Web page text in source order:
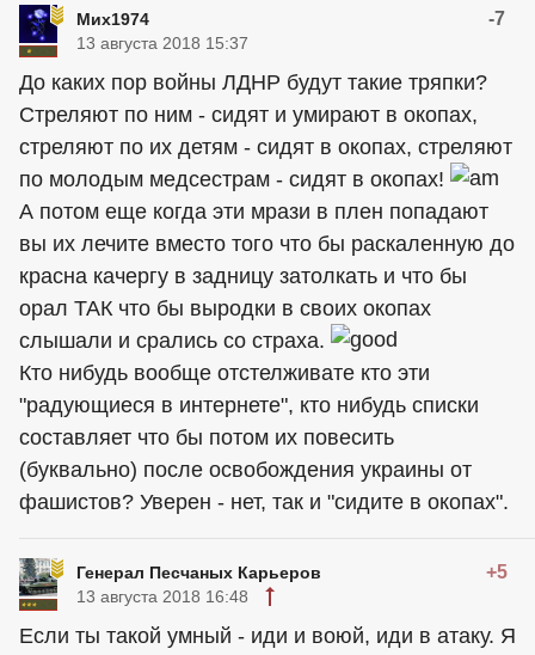
Мих1974 -7
13 августа 2018 15:37
До каких пор войны ЛДНР будут такие тряпки?
Стреляют по ним - сидят и умирают в окопах,
стреляют по их детям - сидят в окопах, стреляют
по молодым медсестрам - сидят в окопах!
А потом еще когда эти мрази в плен попадают
вы их лечите вместо того что бы раскаленную до
красна качергу в задницу затолкать и что бы
орал ТАК что бы выродки в своих окопах
слышали и срались со страха.
Кто нибудь вообще отстелживате кто эти
"радующиеся в интернете", кто нибудь списки
составляет что бы потом их повесить
(буквально) после освобождения украины от
фашистов? Уверен - нет, так и "сидите в окопах".
Генерал Песчаных Карьеров +5
13 августа 2018 16:48
Если ты такой умный - иди и воюй, иди в атаку. Я